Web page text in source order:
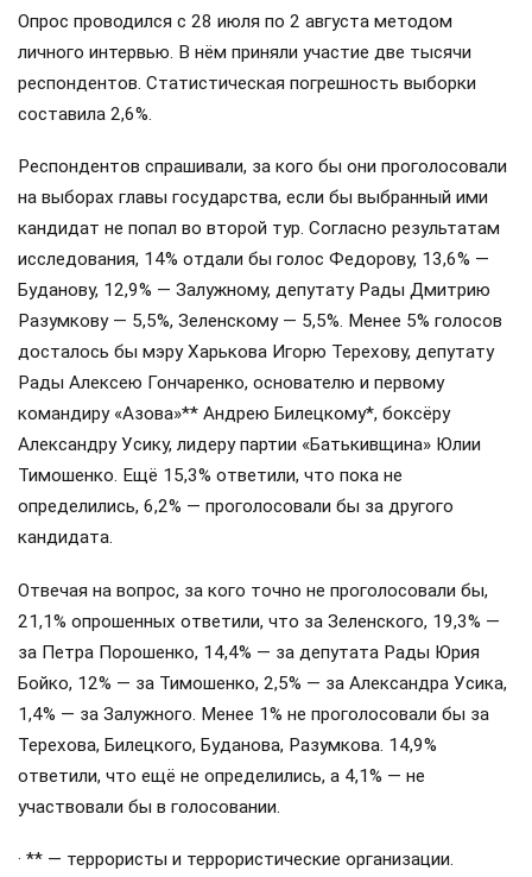
Опрос проводился с 28 июля по 2 августа методом
личного интервью. В нём приняли участие две тысячи
респондентов. Статистическая погрешность выборки
составила 2,6%.
Респондентов спрашивали, за кого бы они проголосовали
на выборах главы государства, если бы выбранный ими
кандидат не попал во второй тур. Согласно результатам
исследования, 14% отдали бы голос Федорову, 13,6% —
Буданову, 12,9% — Залужному, депутату Рады Дмитрию
Разумкову — 5,5%, Зеленскому — 5,5%. Менее 5% голосов
досталось бы мэру Харькова Игорю Терехову, депутату
Рады Алексею Гончаренко, основателю и первому
командиру «Азова»** Андрею Билецкому*, боксёру
Александру Усику, лидеру партии «Батькивщина» Юлии
Тимошенко. Ещё 15,3% ответили, что пока не
определились, 6,2% — проголосовали бы за другого
кандидата.
Отвечая на вопрос, за кого точно не проголосовали бы,
21,1% опрошенных ответили, что за Зеленского, 19,3% —
за Петра Порошенко, 14,4% — за депутата Рады Юрия
Бойко, 12% — за Тимошенко, 2,5% — за Александра Усика,
1,4% — за Залужного. Менее 1% не проголосовали бы за
Терехова, Билецкого, Буданова, Разумкова. 14,9%
ответили, что ещё не определились, а 4,1% — не
участвовали бы в голосовании.
· ** — террористы и террористические организации.